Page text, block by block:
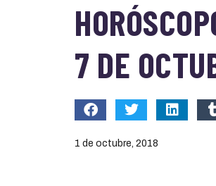
7 DE
1 de octubre, 2018